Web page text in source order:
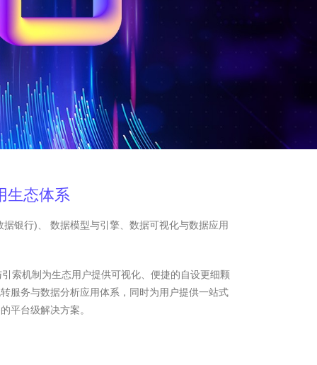
生态体系
银行)、 数据模型与引擎、数据可视化与数据应用
索机制为生态用户提供可视化、便捷的自设更细颗
服务与数据分析应用体系，同时为用户提供一站式
平台级解决方案。